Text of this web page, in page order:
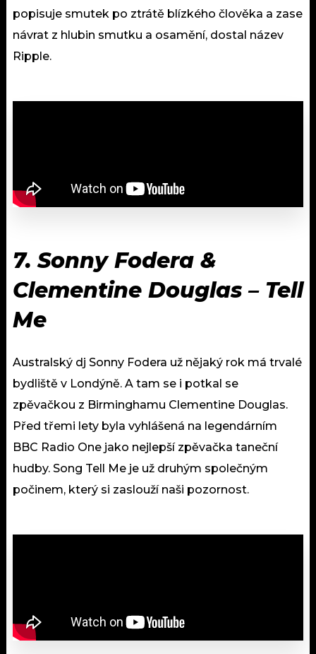
popisuje smutek po ztrátě blízkého člověka a zase
návrat z hlubin smutku a osamění, dostal název
Ripple.
7. Sonny Fodera &
Clementine Douglas – Tell
Me
Australský dj Sonny Fodera už nějaký rok má trvalé
bydliště v Londýně. A tam se i potkal se
zpěvačkou z Birminghamu Clementine Douglas.
Před třemi lety byla vyhlášená na legendárním
BBC Radio One jako nejlepší zpěvačka taneční
hudby. Song Tell Me je už druhým společným
počinem, který si zaslouží naši pozornost.